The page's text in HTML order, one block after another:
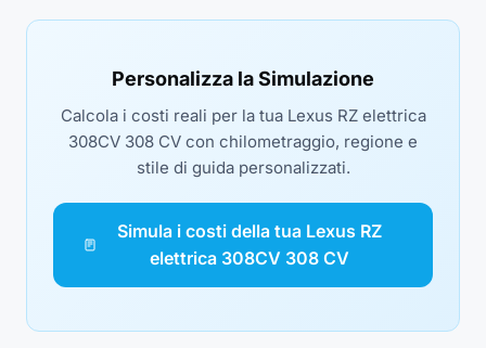
Personalizza la Simulazione
Calcola i costi reali per la tua Lexus RZ elettrica
308CV 308 CV con chilometraggio, regione e
stile di guida personalizzati.
Simula i costi della tua Lexus RZ
elettrica 308CV 308 CV